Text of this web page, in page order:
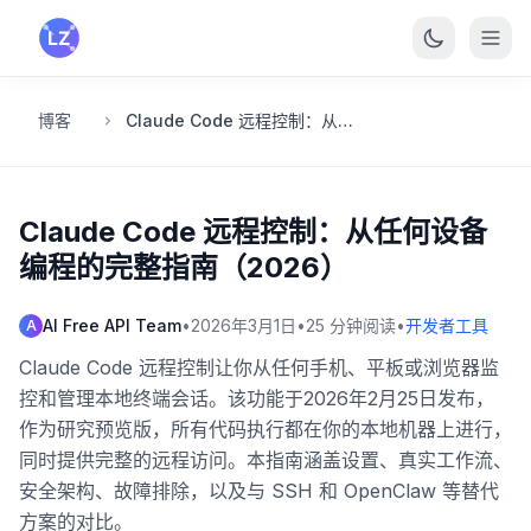
跳转到主要内容
博客 Claude Code 远程控制：从任何设备编程的完整指南（2026）
Claude Code 远程控制：从任何设备
编程的完整指南（2026）
A AI Free API Team•2026年3月1日 •25 分钟阅读•开发者工具
Claude Code 远程控制让你从任何手机、平板或浏览器监
控和管理本地终端会话。该功能于2026年2月25日发布，
作为研究预览版，所有代码执行都在你的本地机器上进行，
同时提供完整的远程访问。本指南涵盖设置、真实工作流、
安全架构、故障排除，以及与 SSH 和 OpenClaw 等替代
方案的对比。